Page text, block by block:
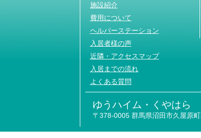
施設紹介
費用について
ヘルパーステーション
入居者様の声
近隣・アクセスマップ
入居までの流れ
よくある質問
ゆうハイム・くやはら
〒378-0005 群馬県沼田市久屋原